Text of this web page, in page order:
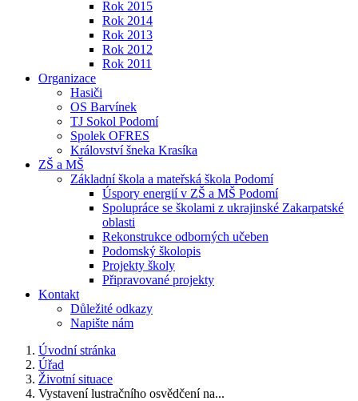
Rok 2015
Rok 2014
Rok 2013
Rok 2012
Rok 2011
Organizace
Hasiči
OS Barvínek
TJ Sokol Podomí
Spolek OFRES
Království šneka Krasíka
ZŠ a MŠ
Základní škola a mateřská škola Podomí
Úspory energií v ZŠ a MŠ Podomí
Spolupráce se školami z ukrajinské Zakarpatské
oblasti
Rekonstrukce odborných učeben
Podomský školopis
Projekty školy
Připravované projekty
Kontakt
Důležité odkazy
Napište nám
Úvodní stránka
Úřad
Životní situace
Vystavení lustračního osvědčení na...